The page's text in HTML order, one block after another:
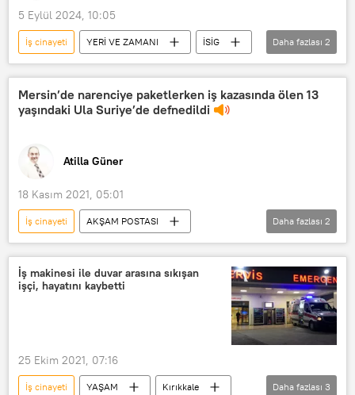
5 Eylül 2024, 10:05
İş cinayeti YERİ VE ZAMANI
İSİG
İş güvenliği
Güçlü Özgan
Daha fazlası 2
Mersin’de narenciye paketlerken iş kazasında ölen 13
yaşındaki Ula Suriye’de defnedildi
Atilla Güner
18 Kasım 2021, 05:01
İş cinayeti
AKŞAM POSTASI
Türkiye
çocuk işçiliği
RADYO
Daha fazlası 2
İş makinesi ile duvar arasına sıkışan
işçi, hayatını kaybetti
25 Ekim 2021, 07:16
İş cinayeti YAŞAM Kırıkkale Daha fazlası 3